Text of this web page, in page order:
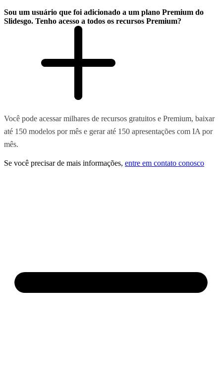
Sou um usuário que foi adicionado a um plano Premium do
Slidesgo. Tenho acesso a todos os recursos Premium?
Você pode acessar milhares de recursos gratuitos e Premium, baixar
até 150 modelos por mês e gerar até 150 apresentações com IA por
mês.
Se você precisar de mais informações, entre em contato conosco